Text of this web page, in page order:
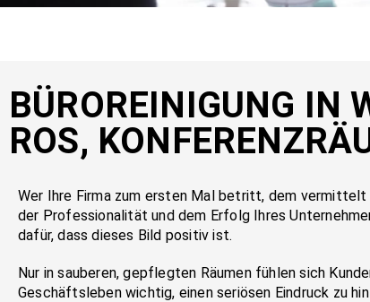
BÜ­ROR­EI­NI­GUNG IN
ROS,
Wer Ih­re Fir­ma zum ers­ten Mal be­tritt, dem
der Pro­fes­sio­na­li­tät und dem Er­folg Ih­res
da­für, dass die­ses Bild po­si­tiv ist.
Nur in sauberen, gepflegten Räumen fühlen sich
Geschäftsleben wichtig, einen seriösen Eindruck zu